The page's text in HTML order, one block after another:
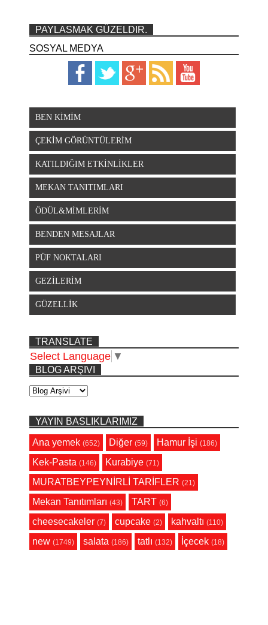
PAYLASMAK GÜZELDIR.
SOSYAL MEDYA
BEN KİMİM
ÇEKİM GÖRÜNTÜLERİM
KATILDIĞIM ETKİNLİKLER
MEKAN TANITIMLARI
ÖDÜL&MİMLERİM
BENDEN MESAJLAR
PÜF NOKTALARI
GEZİLERİM
GÜZELLİK
TRANSLATE
Select Language ▼
BLOG ARŞIVI
YAYIN BASLIKLARIMIZ
Ana yemek (652) Diğer (59) Hamur İşi (186)
Kek-Pasta (146) Kurabiye (71)
MURATBEYPEYNİRLİ TARİFLER (21)
Mekan Tanıtımları (43) TART (6)
cheesecakeler (7) cupcake (2) kahvaltı (110)
new (1749) salata (186) tatlı (132) İçecek (18)